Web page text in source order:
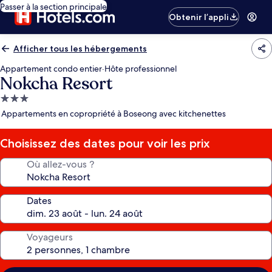
Passer à la section principale
Obtenir l’appli
Afficher tous les hébergements
Appartement condo entier·Hôte professionnel
Nokcha Resort
Hébergement
3.0 étoiles
Appartements en copropriété à Boseong avec kitchenettes
Choisissez des dates pour voir les prix
Où allez-vous ?
Dates
Voyageurs